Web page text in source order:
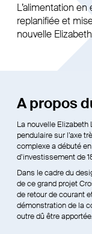
L’alimentation
replanifiée et
nouvelle
A propos
La nouvelle
pendulaire sur l’axe
complexe a débuté
d’investissement de
Dans le cadre du
de ce grand projet
de retour de courant
démonstration de la
outre dû être apportée.